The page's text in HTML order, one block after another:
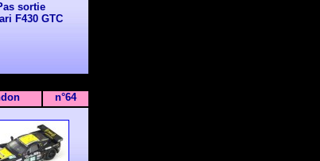
sortie
F430 GTC
n°64